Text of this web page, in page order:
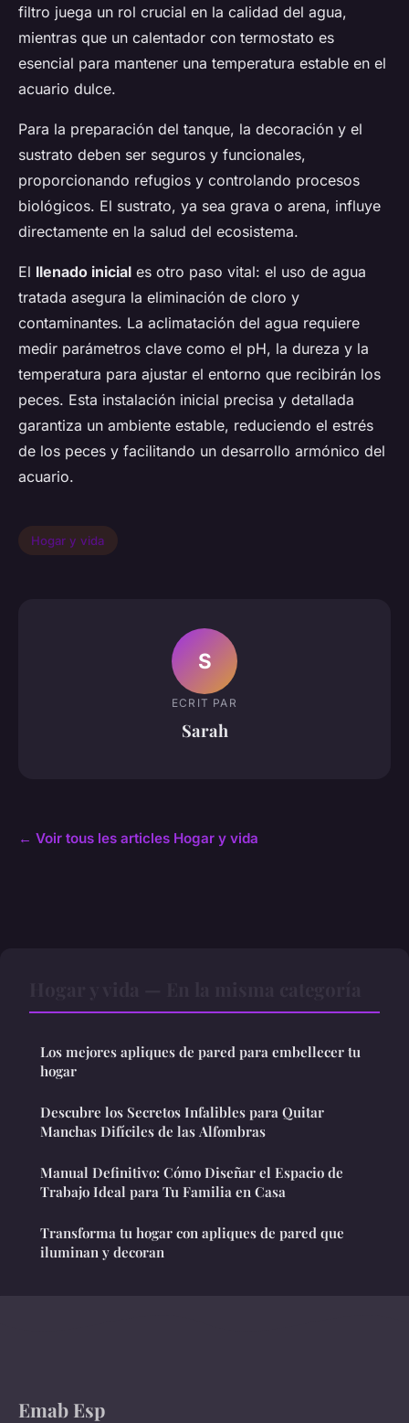
filtro juega un rol crucial en la calidad del agua,
mientras que un calentador con termostato es
esencial para mantener una temperatura estable en el
acuario dulce.
Para la preparación del tanque, la decoración y el
sustrato deben ser seguros y funcionales,
proporcionando refugios y controlando procesos
biológicos. El sustrato, ya sea grava o arena, influye
directamente en la salud del ecosistema.
El llenado inicial es otro paso vital: el uso de agua
tratada asegura la eliminación de cloro y
contaminantes. La aclimatación del agua requiere
medir parámetros clave como el pH, la dureza y la
temperatura para ajustar el entorno que recibirán los
peces. Esta instalación inicial precisa y detallada
garantiza un ambiente estable, reduciendo el estrés
de los peces y facilitando un desarrollo armónico del
acuario.
Hogar y vida
S
ECRIT PAR
Sarah
← Voir tous les articles Hogar y vida
Los mejores apliques de pared para embellecer tu
hogar
Descubre los Secretos Infalibles para Quitar
Manchas Difíciles de las Alfombras
Manual Definitivo: Cómo Diseñar el Espacio de
Trabajo Ideal para Tu Familia en Casa
Transforma tu hogar con apliques de pared que
iluminan y decoran
Emab Esp